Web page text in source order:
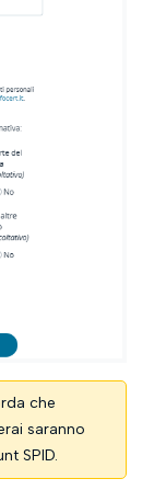
che
saranno
SPID.